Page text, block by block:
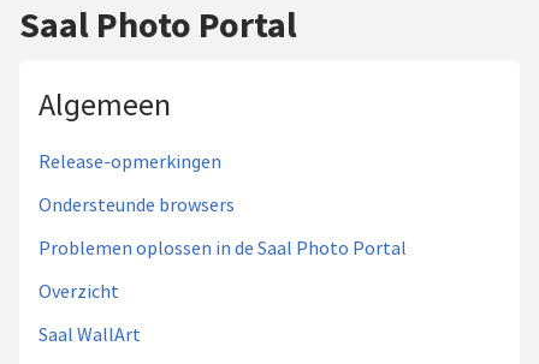
Saal Photo Portal
Algemeen
Release-opmerkingen
Ondersteunde browsers
Problemen oplossen in de Saal Photo Portal
Overzicht
Saal WallArt